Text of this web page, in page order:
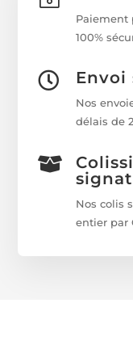
Paiement
100%
 Envoi
Nos
délais de

Nos colis
entier par